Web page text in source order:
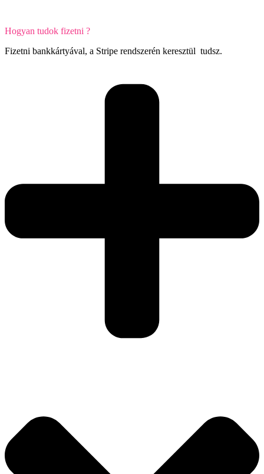
Hogyan tudok fizetni ?
Fizetni bankkártyával, a Stripe rendszerén keresztül tudsz.